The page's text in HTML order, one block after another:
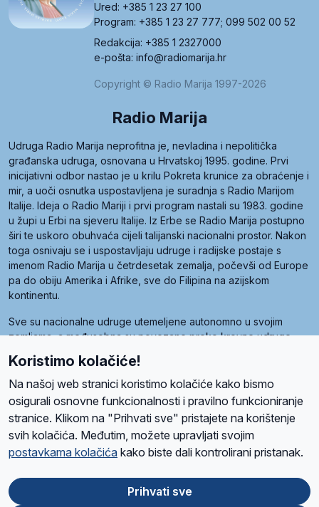
Ured: +385 1 23 27 100
Program: +385 1 23 27 777; 099 502 00 52
Redakcija: +385 1 2327000
e-pošta: info@radiomarija.hr
Copyright © Radio Marija 1997-2026
Radio Marija
Udruga Radio Marija neprofitna je, nevladina i nepolitička
građanska udruga, osnovana u Hrvatskoj 1995. godine. Prvi
inicijativni odbor nastao je u krilu Pokreta krunice za obraćenje i
mir, a uoči osnutka uspostavljena je suradnja s Radio Marijom
Italije. Ideja o Radio Mariji i prvi program nastali su 1983. godine
u župi u Erbi na sjeveru Italije. Iz Erbe se Radio Marija postupno
širi te uskoro obuhvaća cijeli talijanski nacionalni prostor. Nakon
toga osnivaju se i uspostavljaju udruge i radijske postaje s
imenom Radio Marija u četrdesetak zemalja, počevši od Europe
pa do obiju Amerika i Afrike, sve do Filipina na azijskom
kontinentu.
Sve su nacionalne udruge utemeljene autonomno u svojim
zemljama, a međusobna su povezane preko krovne udruge
Radio Maria). Svjetsku obitelj utemeljilo je sedam članica, među
kojima je i hrvatska Udruga Radio Marija.
O namaRadio ProgramVolonteriPrijateljiKontaktPravila privatnosti
Ova stranica je zaštićena Google reCAPTCHA sustavom
Koristimo kolačiće!
Na našoj web stranici koristimo kolačiće kako bismo
osigurali osnovne funkcionalnosti i pravilno funkcioniranje
stranice. Klikom na "Prihvati sve" pristajete na korištenje
svih kolačića. Međutim, možete upravljati svojim
postavkama kolačića kako biste dali kontrolirani pristanak.
Prihvati sve